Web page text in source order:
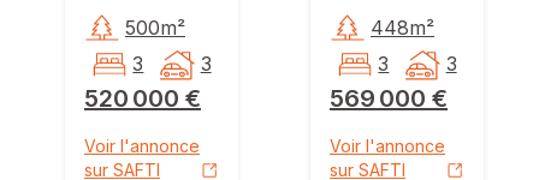
520 000 €
500m²
3
3
Voir l'annonce
sur SAFTI
569 000 €
448m²
3
3
Voir l'annonce
sur SAFTI